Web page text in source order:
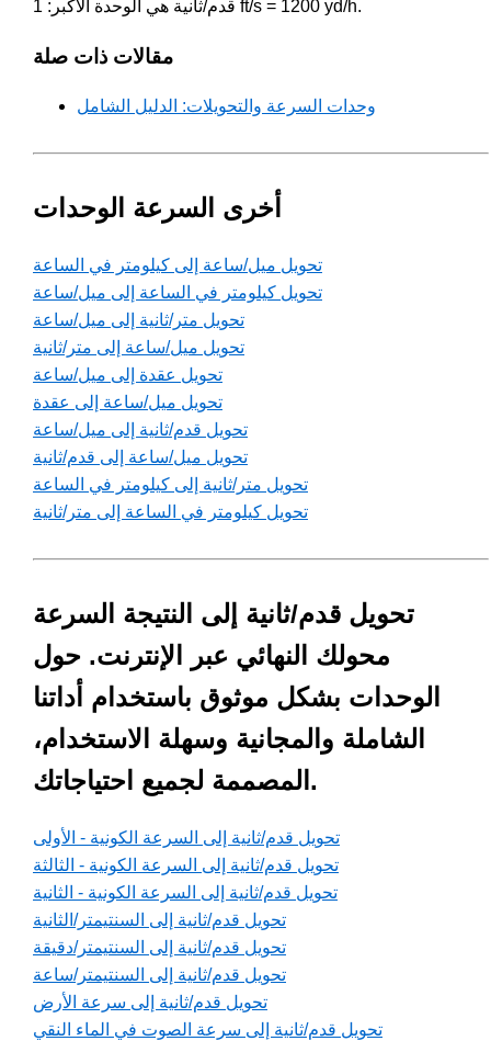
قدم/ثانية هي الوحدة الأكبر: 1 ft/s = 1200 yd/h.
مقالات ذات صلة
وحدات السرعة والتحويلات: الدليل الشامل
أخرى السرعة الوحدات
تحويل ميل/ساعة إلى كيلومتر في الساعة
تحويل كيلومتر في الساعة إلى ميل/ساعة
تحويل متر/ثانية إلى ميل/ساعة
تحويل ميل/ساعة إلى متر/ثانية
تحويل عقدة إلى ميل/ساعة
تحويل ميل/ساعة إلى عقدة
تحويل قدم/ثانية إلى ميل/ساعة
تحويل ميل/ساعة إلى قدم/ثانية
تحويل متر/ثانية إلى كيلومتر في الساعة
تحويل كيلومتر في الساعة إلى متر/ثانية
تحويل قدم/ثانية إلى النتيجة السرعة
محولك النهائي عبر الإنترنت. حول
الوحدات بشكل موثوق باستخدام أداتنا
الشاملة والمجانية وسهلة الاستخدام،
المصممة لجميع احتياجاتك.
تحويل قدم/ثانية إلى السرعة الكونية - الأولى
تحويل قدم/ثانية إلى السرعة الكونية - الثالثة
تحويل قدم/ثانية إلى السرعة الكونية - الثانية
تحويل قدم/ثانية إلى السنتيمتر/الثانية
تحويل قدم/ثانية إلى السنتيمتر/دقيقة
تحويل قدم/ثانية إلى السنتيمتر/ساعة
تحويل قدم/ثانية إلى سرعة الأرض
تحويل قدم/ثانية إلى سرعة الصوت في الماء النقي